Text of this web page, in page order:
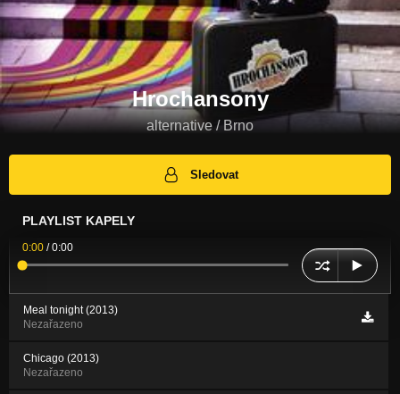
Hrochansony
alternative / Brno
Sledovat
PLAYLIST KAPELY
0:00 /0:00
Meal tonight (2013)
Nezařazeno
Chicago (2013)
Nezařazeno